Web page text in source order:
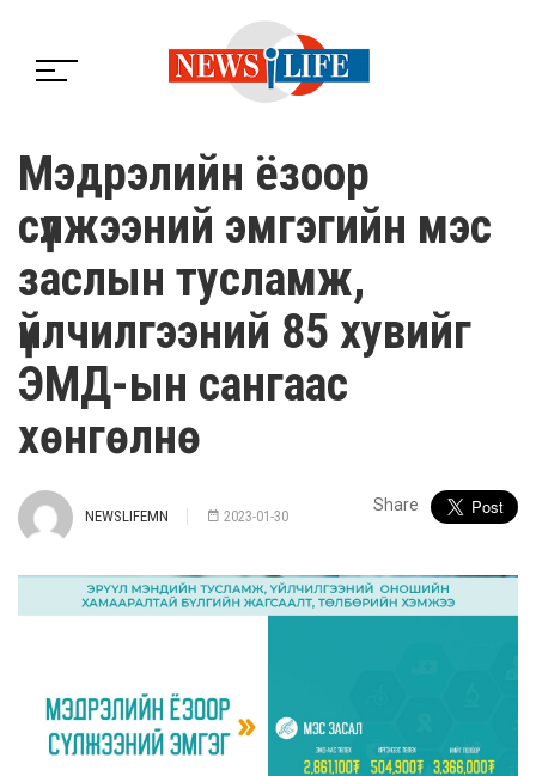
Мэдрэлийн ёзоор
сүлжээний эмгэгийн мэс
заслын тусламж,
үйлчилгээний 85 хувийг
ЭМД-ын сангаас
хөнгөлнө
NEWSLIFEMN 2023-01-30
Share